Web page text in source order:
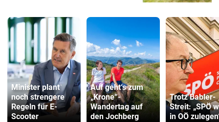
Minister plant
noch strengere
Regeln für E-
Scooter
Auf geht‘s zum
„Krone“-
Wandertag auf
den Jochberg
Trotz Babler-
Streit: „SPÖ
in OÖ